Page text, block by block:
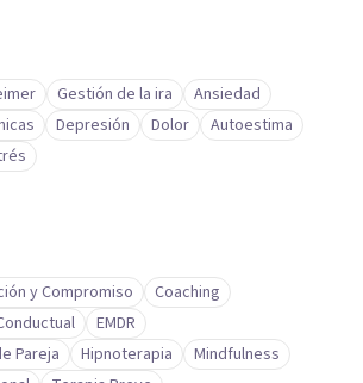
Gestión de la ira
Ansiedad
Depresión Dolor
Autoestima
y Compromiso
Coaching
EMDR
Pareja
Hipnoterapia
Mindfulness